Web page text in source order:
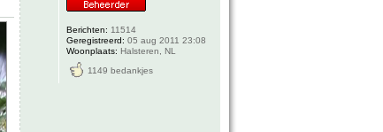
Berichten: 11514
Geregistreerd: 05 aug 2011 23:08
Woonplaats: Halsteren, NL
1149 bedankjes